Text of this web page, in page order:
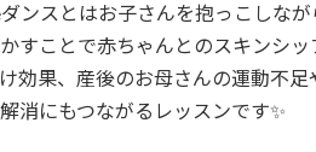
ンスとはお子さんを抱っこしなが
すことで赤ちゃんとのスキンシッ
効果、産後のお母さんの運動不足
消にもつながるレッスンです✨